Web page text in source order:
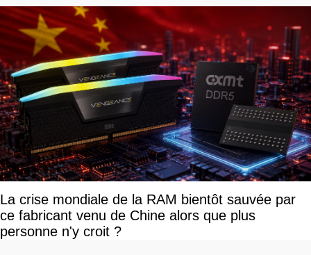
La crise mondiale de la RAM bientôt sauvée par
ce fabricant venu de Chine alors que plus
personne n'y croit ?